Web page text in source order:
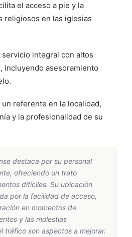
el acceso a pie y la
religiosos en las iglesias
integral con altos
incluyendo asesoramiento
referente en la localidad,
y la profesionalidad de su
destaca por su personal
ofreciendo un trato
difíciles. Su ubicación
por la facilidad de acceso,
en momentos de
y las molestias
tráfico son aspectos a mejorar.